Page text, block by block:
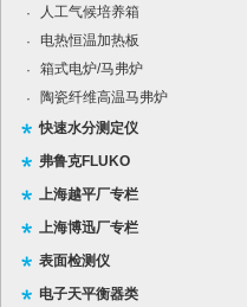
·
人工气候培养箱
·
电热恒温加热板
·
箱式电炉/马弗炉
·
陶瓷纤维高温马弗炉
快速水分测定仪
弗鲁克FLUKO
上海越平厂专栏
上海博迅厂专栏
表面检测仪
电子天平衡器类